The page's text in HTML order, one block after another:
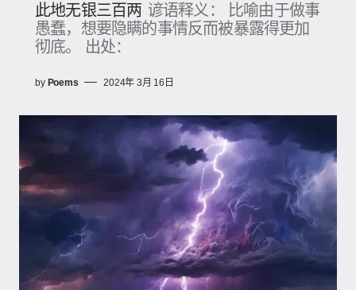
此地无银三百两 谚语释义： 比喻由于做事
愚蠢，想要隐瞒的事情反而被暴露得更加
彻底。 出处：
by Poems 2024年 3月 16日